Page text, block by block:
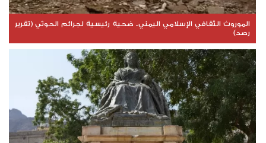
الموروث الثقافي الإسلامي اليمني.. ضحية رئيسية لجرائم الحوثي (تقرير
رصد)